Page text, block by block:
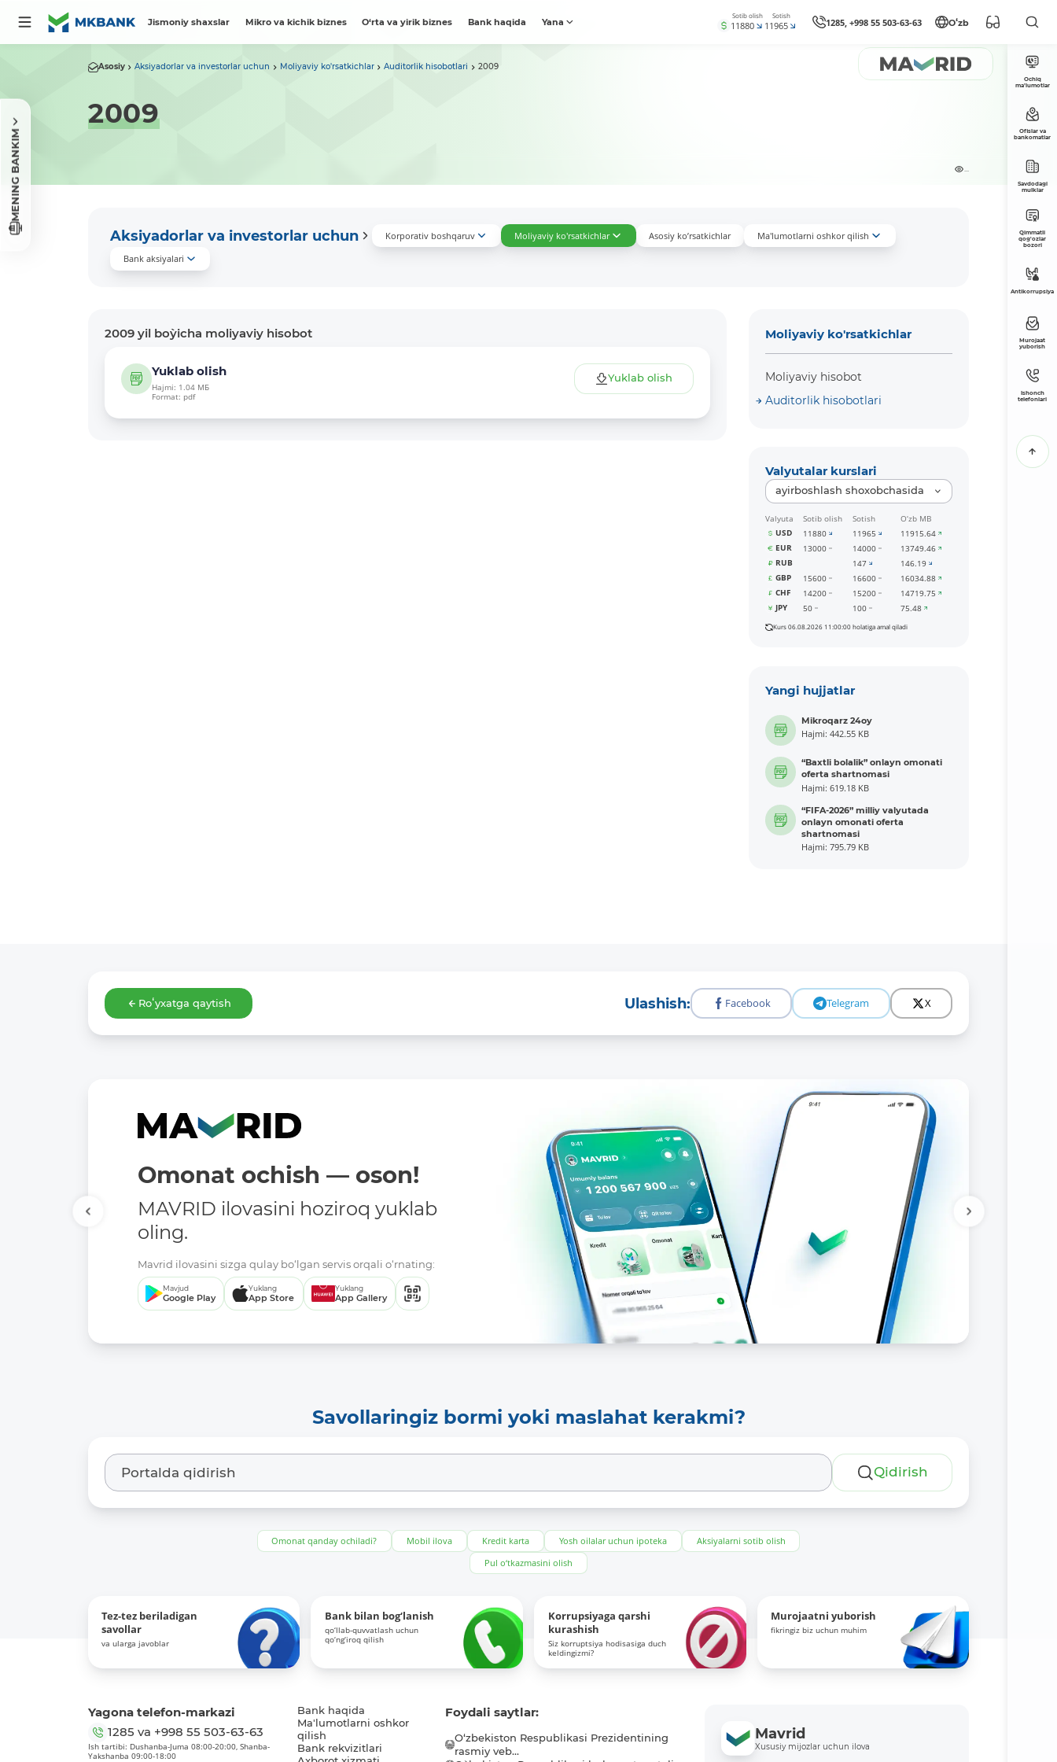
Jismoniy shaxslar Mikro va kichik biznes O‘rta va yirik biznes Bank haqida Yana
Sotib olish
11880
Sotish
11965 1285, +998 55 503-63-63 Oʻzb
MENING BANKIM
Asosiy Aksiyadorlar va investorlar uchun Moliyaviy ko'rsatkichlar Auditorlik hisobotlari 2009
2009
...
Aksiyadorlar va investorlar uchun Korporativ boshqaruv Moliyaviy ko'rsatkichlar Asosiy ko’rsatkichlar
Ma'lumotlarni oshkor qilish
Bank aksiyalari
2009 yil bo`yicha moliyaviy hisobot
Yuklab olish
Hajmi: 1.04 МБ
Format: pdf
Yuklab olish
Moliyaviy ko'rsatkichlar
Moliyaviy hisobot
Auditorlik hisobotlari
Valyutalar kurslari
ayirboshlash shoxobchasida
Valyuta Sotib olish Sotish
O‘zb MB
USD
11880 11965
11915.64
EUR
13000 14000
13749.46
RUB
147
146.19
GBP
15600 16600
16034.88
CHF
14200 15200
14719.75
JPY
50 100 75.48
Kurs 06.08.2026 11:00:00 holatiga amal qiladi
Yangi hujjatlar
Mikroqarz 24oy
Hajmi: 442.55 KB
“Baxtli bolalik” onlayn omonati
oferta shartnomasi
Hajmi: 619.18 KB
“FIFA-2026” milliy valyutada
onlayn omonati oferta
shartnomasi
Hajmi: 795.79 KB
Roʻyxatga qaytish Ulashish: Facebook Telegram X
Omonat ochish — oson!
MAVRID ilovasini hoziroq yuklab
oling.
Mavrid ilovasini sizga qulay bo‘lgan servis orqali o‘rnating:
Mavjud
Google Play
Yuklang
App Store
Yuklang
App Gallery
Savollaringiz bormi yoki maslahat kerakmi?
Qidirish
Omonat qanday ochiladi? Mobil ilova Kredit karta Yosh oilalar uchun ipoteka
Aksiyalarni sotib olish
Pul o‘tkazmasini olish
Tez-tez beriladigan
savollar
va ularga javoblar
Bank bilan bog‘lanish
qo‘llab-quvvatlash uchun
qo‘ng‘iroq qilish
Korrupsiyaga qarshi
kurashish
Siz korruptsiya hodisasiga duch
keldingizmi?
Murojaatni yuborish
fikringiz biz uchun muhim
Ochiq
ma’lumotlar
Ofislar va
bankomatlar
Savdodagi
mulklar
Qimmatli
qog'ozlar
bozori
Antikorrupsiya
Murojaat
yuborish
Ishonch
telefonlari
Yagona telefon-markazi
1285 va +998 55 503-63-63
Ish tartibi: Dushanba-Juma 08:00-20:00, Shanba-
Yakshanba 09:00-18:00
Bank haqida
Ma'lumotlarni oshkor
qilish
Bank rekvizitlari
Foydali saytlar:
O‘zbekiston Respublikasi Prezidentining
rasmiy veb...
Mavrid
Xususiy mijozlar uchun ilova